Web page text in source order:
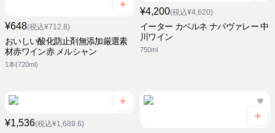
¥648(税込¥712.8)
おいしい酸化防止剤無添加厳選素
材赤ワイン赤 メルシャン
1本(720ml)
¥4,200(税込¥4,620)
イーター カベルネ ナパヴァレー 中
川ワイン
750ml
¥1,536(税込¥1,689.6)